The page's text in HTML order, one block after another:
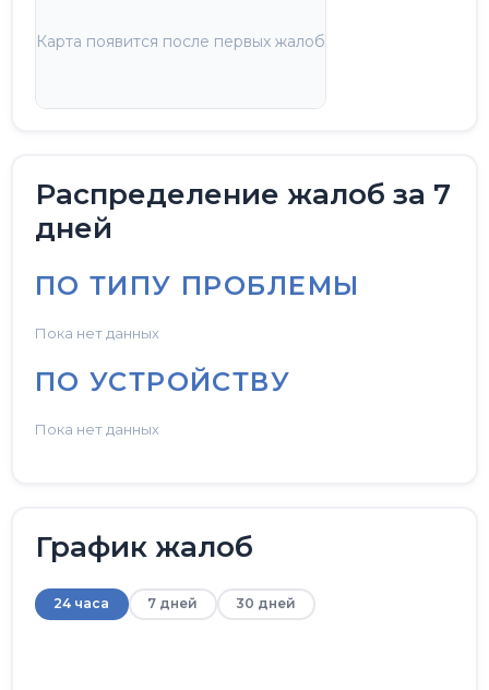
Карта появится после первых жалоб
Распределение жалоб за 7
дней
ПО ТИПУ ПРОБЛЕМЫ
Пока нет данных
ПО УСТРОЙСТВУ
Пока нет данных
График жалоб
24 часа 7 дней 30 дней